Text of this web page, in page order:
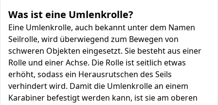
Was ist eine Umlenkrolle?
Eine Umlenkrolle, auch bekannt unter dem Namen
Seilrolle, wird überwiegend zum Bewegen von
schweren Objekten eingesetzt. Sie besteht aus einer
Rolle und einer Achse. Die Rolle ist seitlich etwas
erhöht, sodass ein Herausrutschen des Seils
verhindert wird. Damit die Umlenkrolle an einem
Karabiner befestigt werden kann, ist sie am oberen